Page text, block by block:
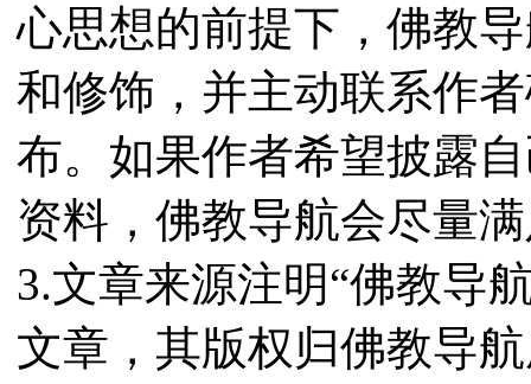
心思想的前提下，佛教
和修饰，并主动联系作
布。如果作者希望披露
资料，佛教导航会尽量
3.文章来源注明“佛教导
文章，其版权归佛教导